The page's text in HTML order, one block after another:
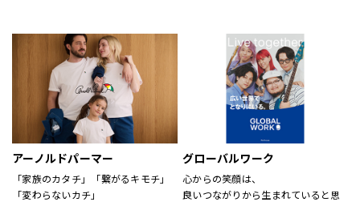
アーノルドパーマー
「家族のカタチ」「繋がるキモチ」
「変わらないカチ」
グローバルワーク
心からの笑顔は、
良いつながりから生まれていると思